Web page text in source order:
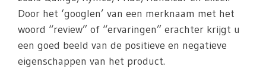
Door het ‘googlen’ van een merknaam met het
woord “review” of “ervaringen” erachter krijgt u
een goed beeld van de positieve en negatieve
eigenschappen van het product.